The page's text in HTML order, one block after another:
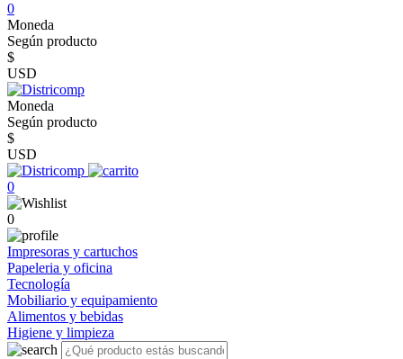
0
Moneda
Según producto
$
USD
Moneda
Según producto
$
USD
0
0
Impresoras y cartuchos
Papeleria y oficina
Tecnología
Mobiliario y equipamiento
Alimentos y bebidas
Higiene y limpieza